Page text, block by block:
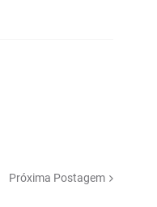
Próxima Postagem